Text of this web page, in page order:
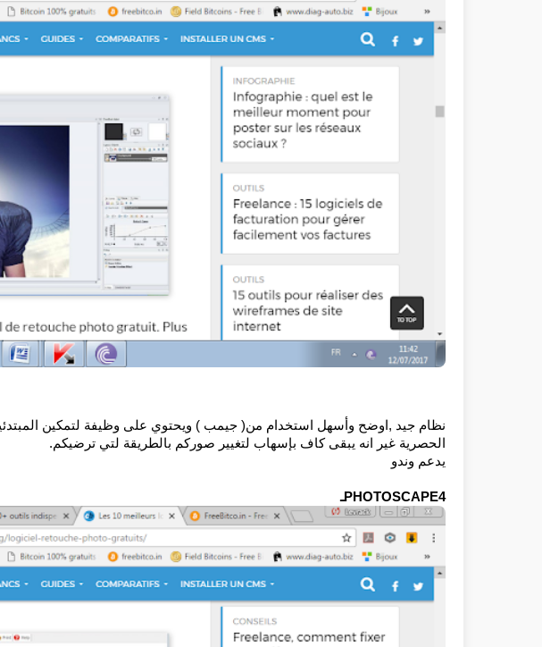
الحصرية غير انه يبقى كاف بإسهاب لتغيير صوركم بالطريقة لتي ترضيكم.
يدعم وندو
PHOTOSCAPE4ـ